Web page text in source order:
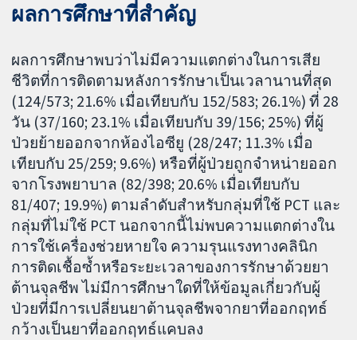
ผลการศึกษาที่สำคัญ
ผลการศึกษาพบว่าไม่มีความแตกต่างในการเสีย
ชีวิตที่การติดตามหลังการรักษาเป็นเวลานานที่สุด
(124/573; 21.6% เมื่อเทียบกับ 152/583; 26.1%) ที่ 28
วัน (37/160; 23.1% เมื่อเทียบกับ 39/156; 25%) ที่ผู้
ป่วยย้ายออกจากห้องไอซียู (28/247; 11.3% เมื่อ
เทียบกับ 25/259; 9.6%) หรือที่ผู้ป่วยถูกจำหน่ายออก
จากโรงพยาบาล (82/398; 20.6% เมื่อเทียบกับ
81/407; 19.9%) ตามลำดับสำหรับกลุ่มที่ใช้ PCT และ
กลุ่มที่ไม่ใช้ PCT นอกจากนี้ไม่พบความแตกต่างใน
การใช้เครื่องช่วยหายใจ ความรุนแรงทางคลินิก
การติดเชื้อซ้ำหรือระยะเวลาของการรักษาด้วยยา
ต้านจุลชีพ ไม่มีการศึกษาใดที่ให้ข้อมูลเกี่ยวกับผู้
ป่วยที่มีการเปลี่ยนยาต้านจุลชีพจากยาที่ออกฤทธ์
กว้างเป็นยาที่ออกฤทธ์แคบลง